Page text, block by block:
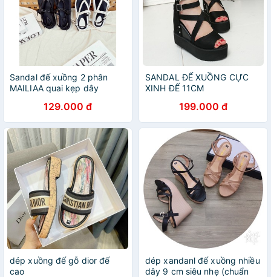
Sandal đế xuồng 2 phân
MAILIAA quai kẹp dây
129.000 đ
SANDAL ĐẾ XUỒNG CỰC
XINH ĐẾ 11CM
199.000 đ
dép xuồng đế gỗ dior đế
cao
dép xandanl đế xuồng nhiều
dây 9 cm siêu nhẹ (chuẩn